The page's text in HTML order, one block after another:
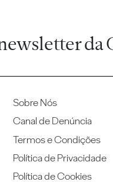
Sobre Nós
Canal de Denúncia
Termos e Condições
Política de Privacidade
Política de Cookies